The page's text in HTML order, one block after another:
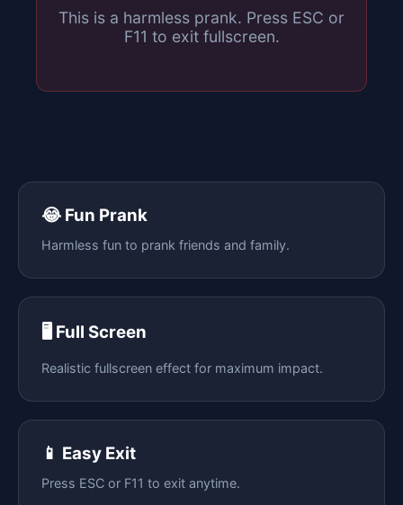
This is a harmless prank. Press ESC or
F11 to exit fullscreen.
😂 Fun Prank
Harmless fun to prank friends and family.
🖥️ Full Screen
Realistic fullscreen effect for maximum impact.
📱 Easy Exit
Press ESC or F11 to exit anytime.